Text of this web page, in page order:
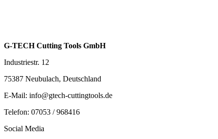
G-TECH Cutting Tools GmbH
Industriestr. 12
75387 Neubulach, Deutschland
E-Mail: info@gtech-cuttingtools.de
Telefon: 07053 / 968416
Social Media